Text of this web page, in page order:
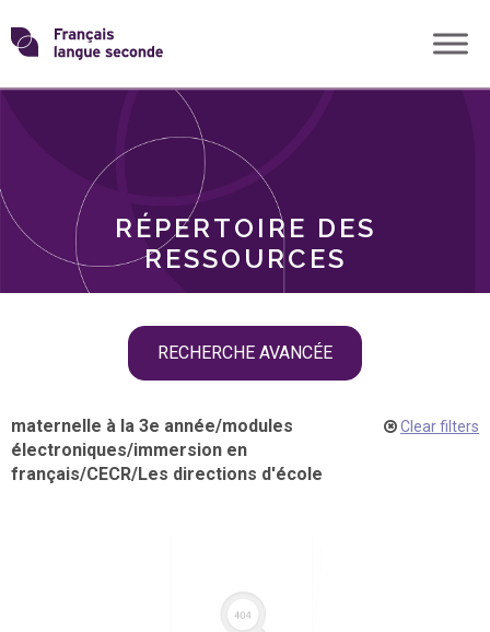
Skip
toTransformons
langue
RÉPERTOIRE DES
RESSOURCES
RECHERCHE AVANCÉE
THÈMES
maternelle à la 3e année/modules
électroniques/immersion en
français/CECR/Les directions d'école
Clear filters